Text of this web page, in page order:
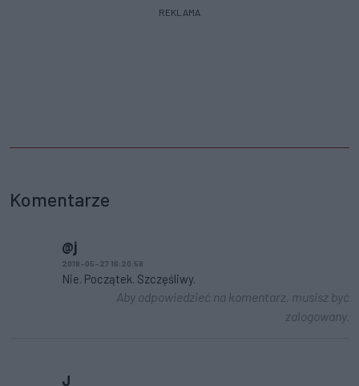
REKLAMA
Komentarze
@j
2018-05-27 16:20:58
Nie. Początek. Szczęśliwy.
Aby odpowiedzieć na komentarz, musisz być
zalogowany.
J